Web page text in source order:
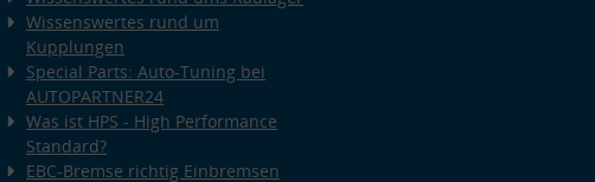
Wissenswertes rund um
Kupplungen
Special Parts: Auto-Tuning bei
AUTOPARTNER24
Was ist HPS - High Performance
Standard?
EBC-Bremse richtig Einbremsen